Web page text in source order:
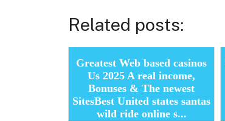
Related posts:
Greatest Web based casinos
Us 2025 A real income,
Bonuses & The newest
SitesBest United states santas
wild ride online s...